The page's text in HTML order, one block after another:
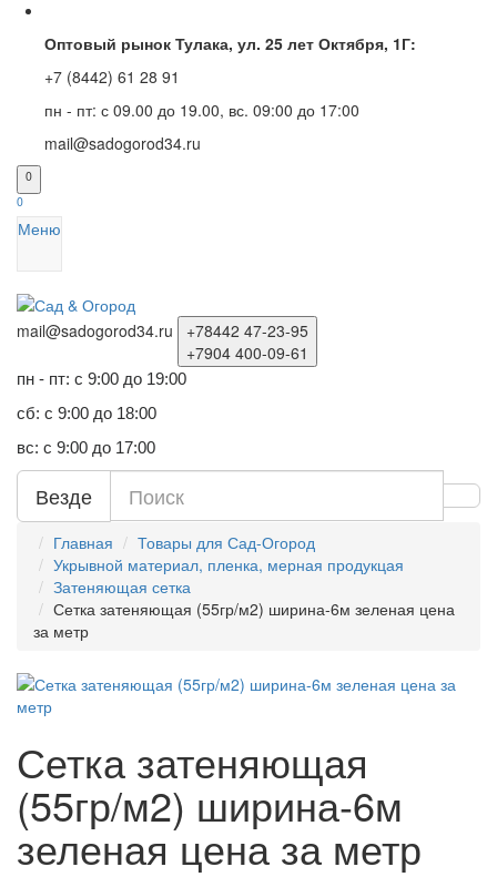
Оптовый рынок Тулака, ул. 25 лет Октября, 1Г:
+7 (8442) 61 28 91
пн - пт: с 09.00 до 19.00, вс. 09:00 до 17:00
mail@sadogorod34.ru
0
0
Меню
mail@sadogorod34.ru +78442 47-23-95
+7904 400-09-61
пн - пт: с 9:00 до 19:00
сб: с 9:00 до 18:00
вс: с 9:00 до 17:00
Везде
Главная
Товары для Сад-Огород
Укрывной материал, пленка, мерная продукцая
Затеняющая сетка
Сетка затеняющая (55гр/м2) ширина-6м зеленая цена
за метр
Сетка затеняющая
(55гр/м2) ширина-6м
зеленая цена за метр